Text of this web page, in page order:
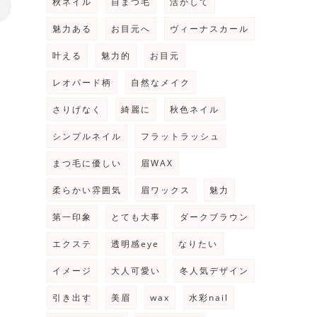
魅力ある お目元へ ヴィーナスカール
叶える 魅力的 お目元
レオパード柄 自然なメイク
さりげなく 綺麗に 秋色ネイル
シンプルネイル フラットラッシュ
まつ毛に優しい 眉WAX
柔らかい雰囲気 眉ワックス 魅力
第一印象 とても大事 ダークブラウン
エクステ 透明感eye なりたい
イメージ 大人可愛い 冬人気デザイン
引き出す 美眉 wax 水彩nail